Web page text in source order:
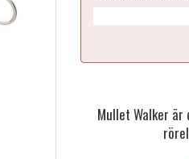
Mullet Walker